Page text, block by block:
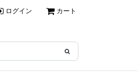
ログイン カート